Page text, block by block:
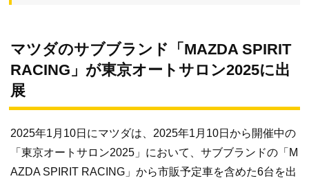
マツダのサブブランド「MAZDA SPIRIT
RACING」が東京オートサロン2025に出
展
2025年1月10日にマツダは、2025年1月10日から開催中の
「東京オートサロン2025」において、サブブランドの「M
AZDA SPIRIT RACING」から市販予定車を含めた6台を出